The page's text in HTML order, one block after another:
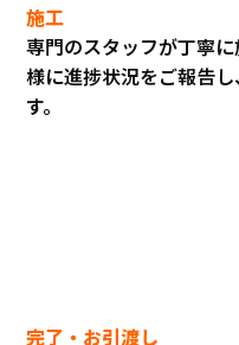
施工
専門のスタッフが丁寧
様に進捗状況をご報告
す。
完了・お引渡し